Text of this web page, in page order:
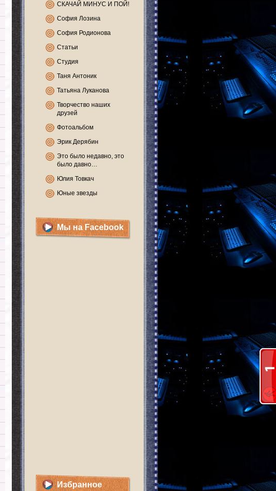
СКАЧАЙ МИНУС И ПОЙ!
София Лозина
София Родионова
Статьи
Студия
Таня Антоник
Татьяна Луканова
Творчество наших
друзей
Фотоальбом
Эрик Дерябин
Это было недавно, это
было давно…
Юлия Товкач
Юные звезды
Мы на Facebook
Избранное